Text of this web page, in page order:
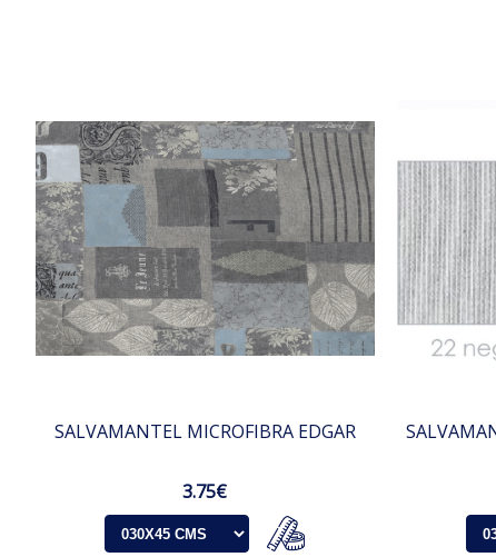
SALVAMANTEL MICROFIBRA EDGAR
3.75€